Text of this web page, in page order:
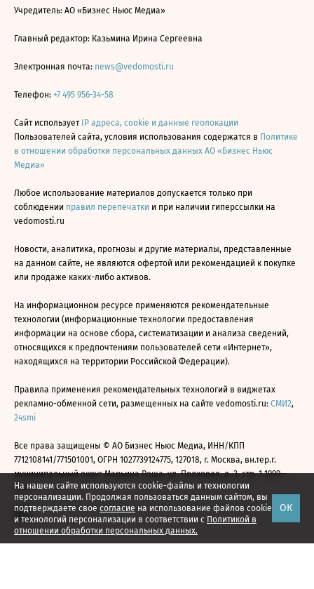
На нашем сайте используются cookie-файлы и технологии
персонализации. Продолжая пользоваться данным сайтом, вы
подтверждаете свое согласие на использование файлов cookie
и технологий персонализации в соответствии с Политикой в
отношении обработки персональных данных.
ОК
Учредитель: АО «Бизнес Ньюс Медиа»
Главный редактор: Казьмина Ирина Сергеевна
Электронная почта: news@vedomosti.ru
Телефон: +7 495 956-34-58
Сайт использует IP адреса, cookie и данные геолокации
Пользователей сайта, условия использования содержатся в Политике
в отношении обработки персональных данных АО «Бизнес Ньюс
Медиа»
Любое использование материалов допускается только при
соблюдении правил перепечатки и при наличии гиперссылки на
vedomosti.ru
Новости, аналитика, прогнозы и другие материалы, представленные
на данном сайте, не являются офертой или рекомендацией к покупке
или продаже каких-либо активов.
На информационном ресурсе применяются рекомендательные
технологии (информационные технологии предоставления
информации на основе сбора, систематизации и анализа сведений,
относящихся к предпочтениям пользователей сети «Интернет»,
находящихся на территории Российской Федерации).
Правила применения рекомендательных технологий в виджетах
рекламно-обменной сети, размещенных на сайте vedomosti.ru: СМИ2,
24smi
Все права защищены © АО Бизнес Ньюс Медиа, ИНН/КПП
7712108141/771501001, ОГРН 1027739124775, 127018, г. Москва, вн.тер.г.
муниципальный округ Марьина Роща, ул. Полковая, д. 3, стр. 1 1999—
2026